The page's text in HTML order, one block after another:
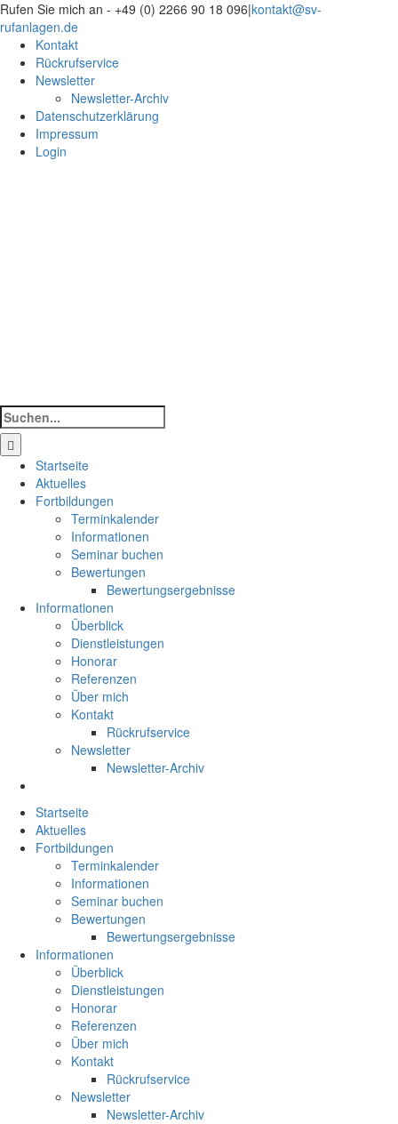
Zum
Inhalt
springen
Rufen Sie mich an - +49 (0) 2266 90 18 096|kontakt@sv-
rufanlagen.de
Kontakt
Rückrufservice
Newsletter
Newsletter-Archiv
Datenschutzerklärung
Impressum
Login
Suche
nach:
Startseite
Aktuelles
Fortbildungen
Terminkalender
Informationen
Seminar buchen
Bewertungen
Bewertungsergebnisse
Informationen
Überblick
Dienstleistungen
Honorar
Referenzen
Über mich
Kontakt
Rückrufservice
Newsletter
Newsletter-Archiv
Startseite
Aktuelles
Fortbildungen
Terminkalender
Informationen
Seminar buchen
Bewertungen
Bewertungsergebnisse
Informationen
Überblick
Dienstleistungen
Honorar
Referenzen
Über mich
Kontakt
Rückrufservice
Newsletter
Newsletter-Archiv